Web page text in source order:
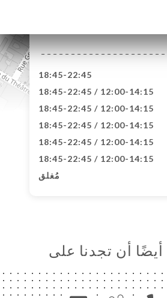
18:45-22:45
12:00-14:15 / 18:45-22:45
12:00-14:15 / 18:45-22:45
12:00-14:15 / 18:45-22:45
12:00-14:15 / 18:45-22:45
12:00-14:15 / 18:45-22:45
مُغلق
أن تجدنا على